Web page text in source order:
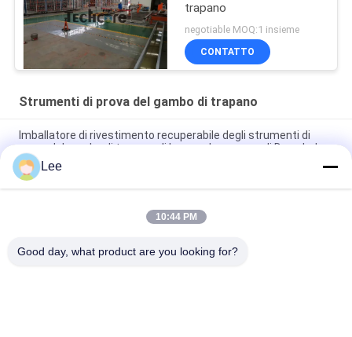
trapano
negotiable MOQ:1 insieme
CONTATTO
Strumenti di prova del gambo di trapano
Imballatore di rivestimento recuperabile degli strumenti di
prova del gambo di trapano di Inconnel per prova di Donwhole
Valvola di circolazione degli strumenti di trivellazione dell'olio
degli strumenti di prova del pozzo dell'acciaio legato OMNI
Valvola OD 127.5mm di prova della prova/martello del gambo
Lee
10:44 PM
Good day, what product are you looking for?